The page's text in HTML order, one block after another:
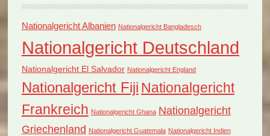
Nationalgericht Albanien Nationalgericht Bangladesch
Nationalgericht Deutschland
Nationalgericht El Salvador Nationalgericht England
Nationalgericht Fiji Nationalgericht
Frankreich Nationalgericht Ghana Nationalgericht
Griechenland Nationalgericht Guatemala Nationalgericht Indien